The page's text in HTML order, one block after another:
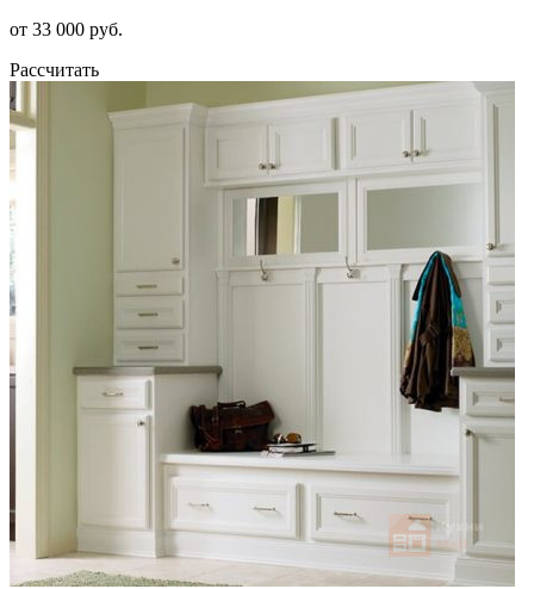
от 33 000 руб.
Рассчитать